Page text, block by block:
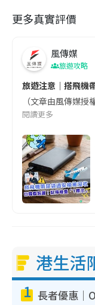
更多真實評價
風傳媒
旅遊攻略
旅遊注意｜搭飛機
（文章由風傳媒
閱讀更多
港生活
1